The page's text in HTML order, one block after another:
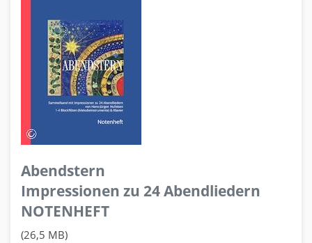
Abendstern
Impressionen zu 24 Abendliedern
NOTENHEFT
(26,5 MB)